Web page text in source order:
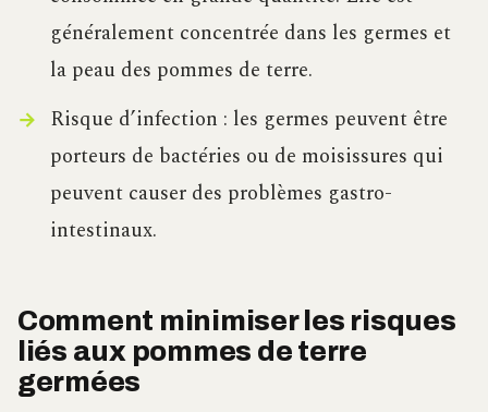
généralement concentrée dans les germes et
la peau des pommes de terre.
Risque d’infection : les germes peuvent être
porteurs de bactéries ou de moisissures qui
peuvent causer des problèmes gastro-
intestinaux.
Comment minimiser les risques
liés aux pommes de terre
germées